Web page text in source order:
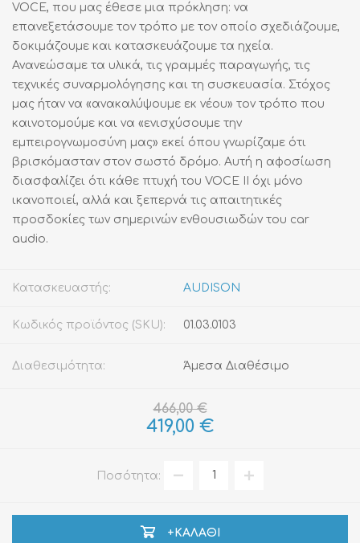
VOCE, που μας έθεσε μια πρόκληση: να
επανεξετάσουμε τον τρόπο με τον οποίο σχεδιάζουμε,
δοκιμάζουμε και κατασκευάζουμε τα ηχεία.
Ανανεώσαμε τα υλικά, τις γραμμές παραγωγής, τις
τεχνικές συναρμολόγησης και τη συσκευασία. Στόχος
μας ήταν να «ανακαλύψουμε εκ νέου» τον τρόπο που
καινοτομούμε και να «ενισχύσουμε την
εμπειρογνωμοσύνη μας» εκεί όπου γνωρίζαμε ότι
βρισκόμασταν στον σωστό δρόμο. Αυτή η αφοσίωση
διασφαλίζει ότι κάθε πτυχή του VOCE II όχι μόνο
ικανοποιεί, αλλά και ξεπερνά τις απαιτητικές
προσδοκίες των σημερινών ενθουσιωδών του car
audio.
Κατασκευαστής: AUDISON
Κωδικός προϊόντος (SKU): 01.03.0103
Διαθεσιμότητα: Άμεσα Διαθέσιμο
466,00 €
419,00 €
Ποσότητα:
+ΚΑΛΆΘΙ